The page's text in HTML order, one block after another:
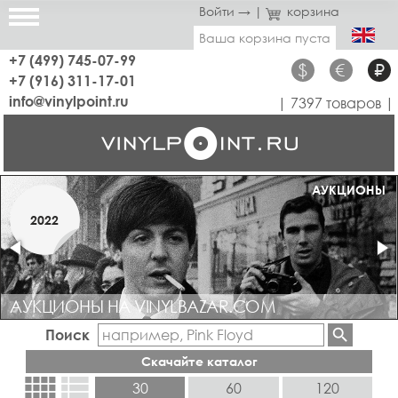
Войти → |
корзина
Ваша корзина пуста
+7 (499) 745-07-99
+7 (916) 311-17-01
$ € ₽
info@vinylpoint.ru | 7397 товаров |
МАГАЗИН ОТКРЫТ
МАРТ
2019
АУКЦИОНЫ
2022
АУКЦИОНЫ НА VINYLBAZAR.COM
Поиск
Скачайте каталог
view_comfyview_list 30 60 120